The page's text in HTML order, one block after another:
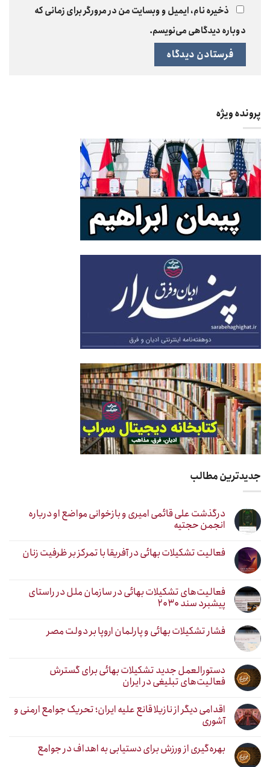
ذخیره نام، ایمیل و وبسایت من در مرورگر برای زمانی که
دوباره دیدگاهی می‌نویسم.
پرونده ویژه
جدیدترین مطالب
درگذشت علی قائمی امیری و بازخوانی مواضع او درباره
انجمن حجتیه
فعالیت تشکیلات بهائی در آفریقا با تمرکز بر ظرفیت زنان
فعالیت‌های تشکیلات بهائی در سازمان ملل در راستای
پیشبرد سند ۲۰۳۰
فشار تشکیلات بهائی و پارلمان اروپا بر دولت مصر
دستورالعمل جدید تشکیلات بهائی برای گسترش
فعالیت‌های تبلیغی در ایران
اقدامی دیگر از نازیلا قانع علیه ایران؛ تحریک جوامع ارمنی و
آشوری
بهره‌گیری از ورزش برای دستیابی به اهداف در جوامع